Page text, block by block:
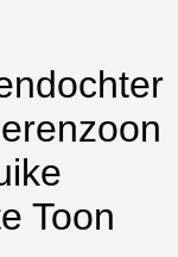
Toon